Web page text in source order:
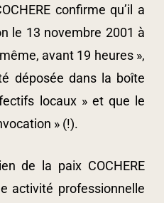
confirme qu’il a
le 13 novembre 2001 à
avant 19 heures »,
déposée dans la boîte
locaux » et que le
» (!).
de la paix COCHERE
activité professionnelle